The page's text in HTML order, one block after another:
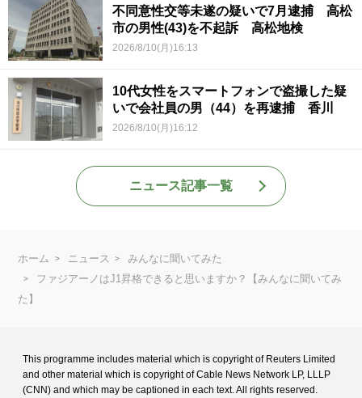
不同意性交等未遂の疑いで7月逮捕 高松
市の男性(43)を不起訴 高松地検
2026/8/10(月)16:13
10代女性をスマートフォンで盗撮した疑
いで会社員の男（44）を再逮捕 香川
2026/8/10(月)16:12
ニュース記事一覧
ホーム ニュース
みんなに聞いてみた
ファジアーノはJ1昇格できると思いますか？【みんなに聞いてみ
た】
This programme includes material which is copyright of Reuters Limited
and other material which is copyright of Cable News Network LP, LLLP
(CNN) and which may be captioned in each text. All rights reserved.